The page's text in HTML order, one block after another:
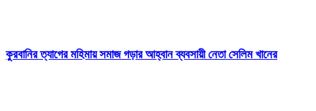
কুরবানির ত্যাগের মহিমায় সমাজ গড়ার আহ্বান ব্যবসায়ী নেতা সেলিম খানের